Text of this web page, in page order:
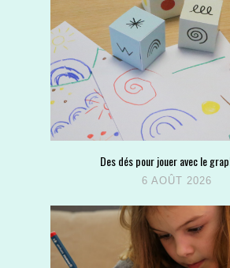
Des dés pour jouer avec le
6 AOÛT 2026